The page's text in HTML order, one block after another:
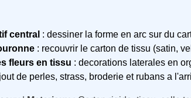
central : dessiner la forme en arc sur du
: recouvrir le carton de tissu (satin,
fleurs en tissu : decorations laterales en
de perles, strass, broderie et rubans a